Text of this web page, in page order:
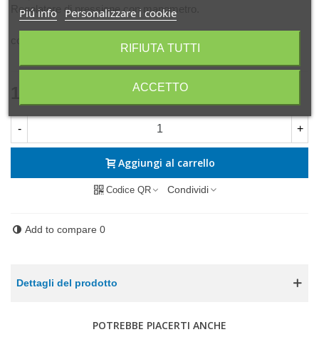
Regolatore di pressione con manometro.
- +
Aggiungi al carrello
Codice QR Condividi
Add to compare 0
Dettagli del prodotto
POTREBBE PIACERTI ANCHE
Piú info Personalizzare i cookie
RIFIUTA TUTTI
ACCETTO